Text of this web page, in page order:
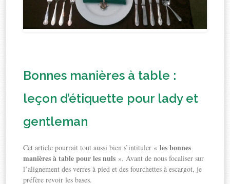
Bonnes manières à table :
leçon d’étiquette pour lady et
gentleman
Cet article pourrait tout aussi bien s’intituler «les bonnes
manières à table pour les nuls ». Avant de nous focaliser sur
l’alignement des verres à pied et des fourchettes à escargot, je
préfère revoir les bases.